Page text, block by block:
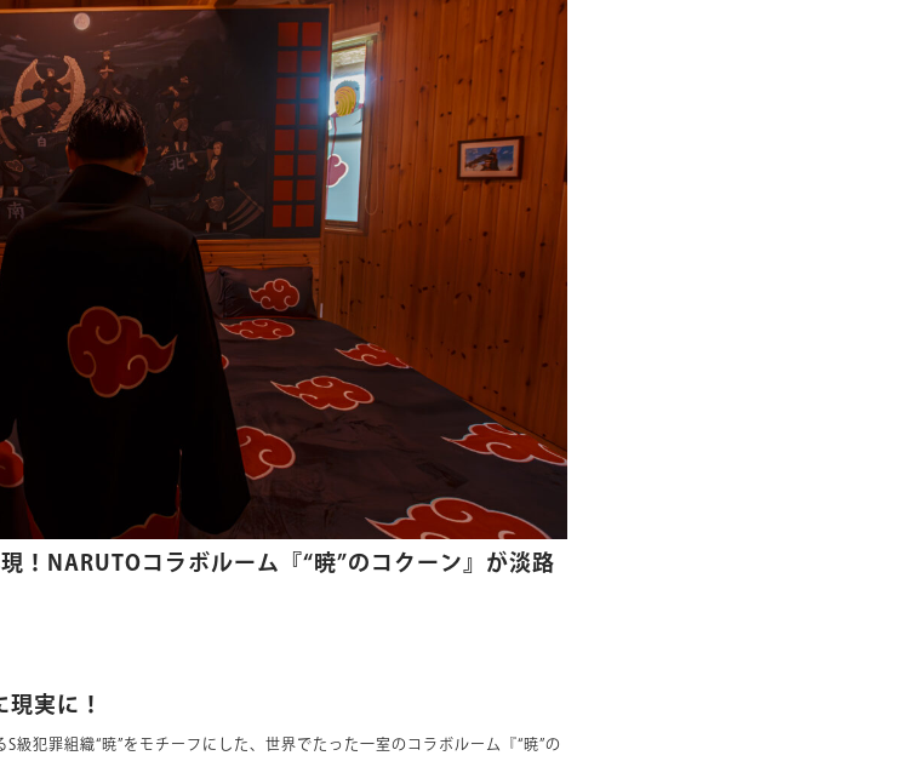
！NARUTOコラボルーム『“暁”のコクーン』が淡路
実に！
級犯罪組織“暁”をモチーフにした、世界でたった一室のコラボルーム『“暁”の